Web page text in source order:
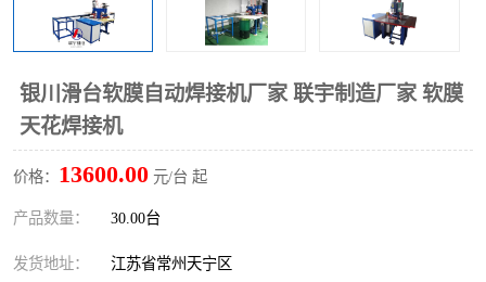
银川滑台软膜自动焊接机厂家 联宇制造厂家 软膜
天花焊接机
价格： 13600.00 元/台 起
产品数量： 30.00台
发货地址： 江苏省常州天宁区